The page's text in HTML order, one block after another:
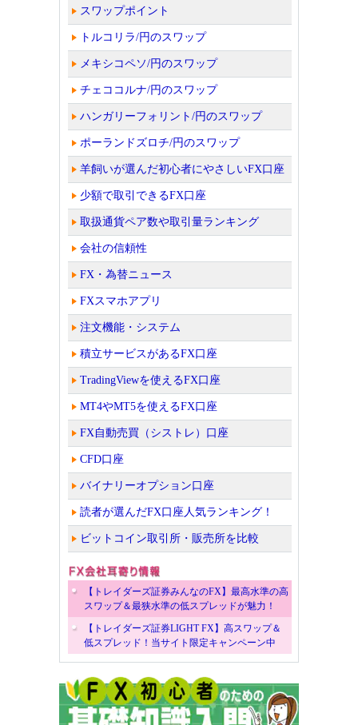
スワップポイント
トルコリラ/円のスワップ
メキシコペソ/円のスワップ
チェココルナ/円のスワップ
ハンガリーフォリント/円のスワップ
ポーランドズロチ/円のスワップ
羊飼いが選んだ初心者にやさしいFX口座
少額で取引できるFX口座
取扱通貨ペア数や取引量ランキング
会社の信頼性
FX・為替ニュース
FXスマホアプリ
注文機能・システム
積立サービスがあるFX口座
TradingViewを使えるFX口座
MT4やMT5を使えるFX口座
FX自動売買（シストレ）口座
CFD口座
バイナリーオプション口座
読者が選んだFX口座人気ランキング！
ビットコイン取引所・販売所を比較
【トレイダーズ証券みんなのFX】最高水準の高
スワップ＆最狭水準の低スプレッドが魅力！
【トレイダーズ証券LIGHT FX】高スワップ＆
低スプレッド！当サイト限定キャンペーン中